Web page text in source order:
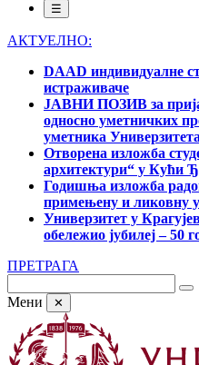
☰
АКТУЕЛНО:
DAAD индивидуалне
истраживаче
ЈАВНИ ПОЗИВ за
односно уметничких
уметника
Отворена изложба
архитектури“ у Кући
Годишња изложба
примењену и ликовну
Универзитет у
обележио јубилеј – 50
ПРЕТРАГА
Мени ✕